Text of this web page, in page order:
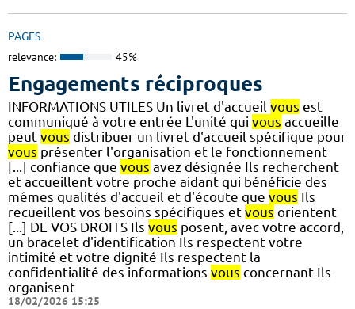
PAGES
relevance: 45%
Engagements réciproques
INFORMATIONS UTILES Un livret d'accueil vous est
communiqué à votre entrée L'unité qui vous accueille
peut vous distribuer un livret d'accueil spécifique pour
vous présenter l'organisation et le fonctionnement
[...] confiance que vous avez désignée Ils recherchent
et accueillent votre proche aidant qui bénéficie des
mêmes qualités d'accueil et d'écoute que vous Ils
recueillent vos besoins spécifiques et vous orientent
[...] DE VOS DROITS Ils vous posent, avec votre accord,
un bracelet d'identification Ils respectent votre
intimité et votre dignité Ils respectent la
confidentialité des informations vous concernant Ils
organisent
18/02/2026 15:25